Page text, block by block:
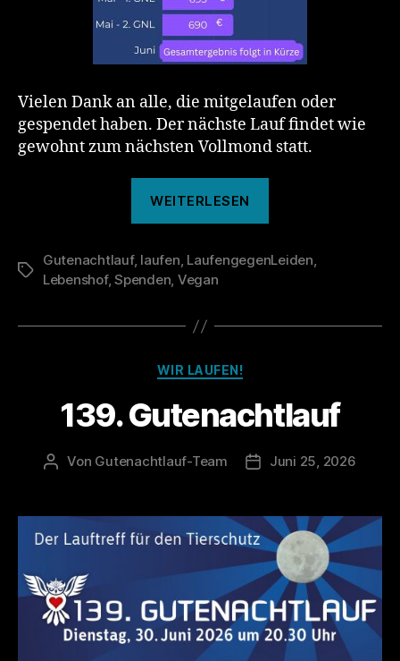
Vielen Dank an alle, die mitgelaufen oder
gespendet haben. Der nächste Lauf findet wie
gewohnt zum nächsten Vollmond statt.
WEITERLESEN
139.
Schlagwörter
Gutenachtlauf, laufen, LaufengegenLeiden,
Lebenshof,Spenden, Vegan
Kategorien
WIR LAUFEN!
139. Gutenachtlauf
Beitragsautor
Von Gutenachtlauf-Team Juni 25, 2026